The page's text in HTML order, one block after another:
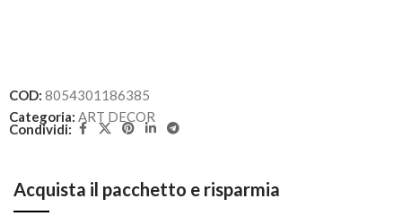
COD: 8054301186385
Categoria: ART DECOR
Condividi:
Acquista il pacchetto e risparmia